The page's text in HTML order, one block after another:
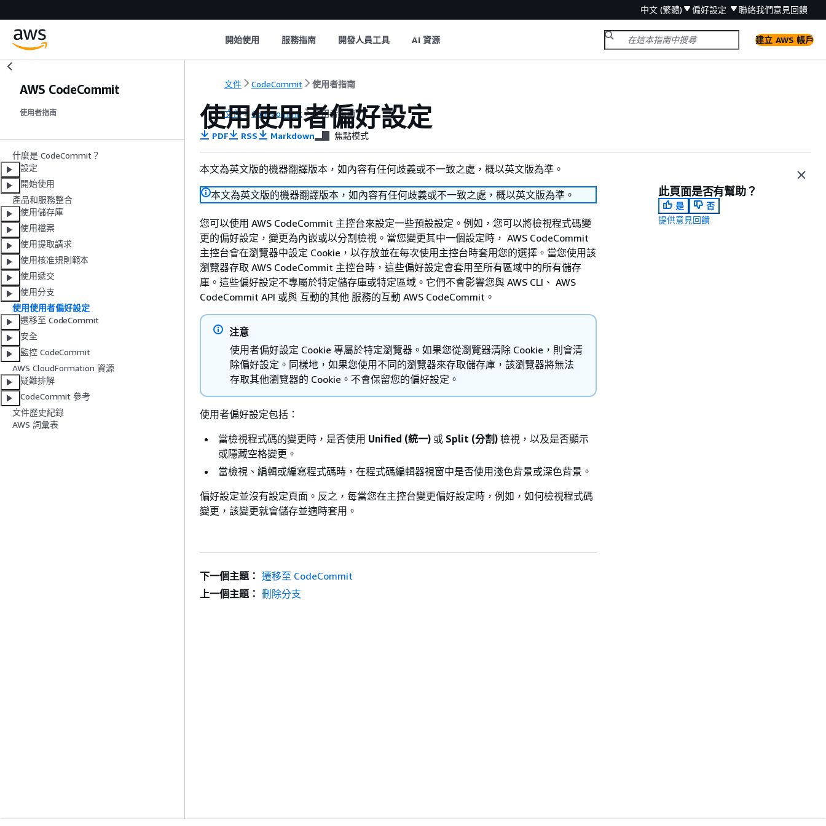
中文 (繁體) 偏好設定 聯絡我們意見回饋
開始使用 服務指南 開發人員工具 AI 資源 建立 AWS 帳戶
AWS CodeCommit
使用者指南
什麼是 CodeCommit？
設定
開始使用
產品和服務整合
使用儲存庫
使用檔案
使用提取請求
使用核准規則範本
使用遞交
使用分支
使用使用者偏好設定
遷移至 CodeCommit
安全
監控 CodeCommit
AWS CloudFormation 資源
疑難排解
CodeCommit 參考
文件歷史紀錄
AWS 詞彙表
文件 CodeCommit 使用者指南
文件 CodeCommit 使用者指南
使用使用者偏好設定
PDF RSS Markdown 焦點模式
本文為英文版的機器翻譯版本，如內容有任何歧義或不一致之處，概以英文版為準。
本文為英文版的機器翻譯版本，如內容有任何歧義或不一致之處，概以英文版為準。
您可以使用 AWS CodeCommit 主控台來設定一些預設設定。例如，您可以將檢視程式碼變
更的偏好設定，變更為內嵌或以分割檢視。當您變更其中一個設定時， AWS CodeCommit
主控台會在瀏覽器中設定 Cookie，以存放並在每次使用主控台時套用您的選擇。當您使用該
瀏覽器存取 AWS CodeCommit 主控台時，這些偏好設定會套用至所有區域中的所有儲存
庫。這些偏好設定不專屬於特定儲存庫或特定區域。它們不會影響您與 AWS CLI、 AWS
CodeCommit API 或與 互動的其他 服務的互動 AWS CodeCommit。
注意
使用者偏好設定 Cookie 專屬於特定瀏覽器。如果您從瀏覽器清除 Cookie，則會清
除偏好設定。同樣地，如果您使用不同的瀏覽器來存取儲存庫，該瀏覽器將無法
存取其他瀏覽器的 Cookie。不會保留您的偏好設定。
使用者偏好設定包括：
當檢視程式碼的變更時，是否使用 Unified (統一) 或 Split (分割) 檢視，以及是否顯示
或隱藏空格變更。
當檢視、編輯或編寫程式碼時，在程式碼編輯器視窗中是否使用淺色背景或深色背景。
偏好設定並沒有設定頁面。反之，每當您在主控台變更偏好設定時，例如，如何檢視程式碼
變更，該變更就會儲存並適時套用。
此頁面是否有幫助？
是
否
提供意見回饋
下一個主題： 遷移至 CodeCommit
上一個主題： 刪除分支